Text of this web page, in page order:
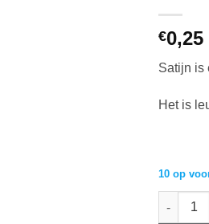
€0,25
Satijn is
Het is
10 op